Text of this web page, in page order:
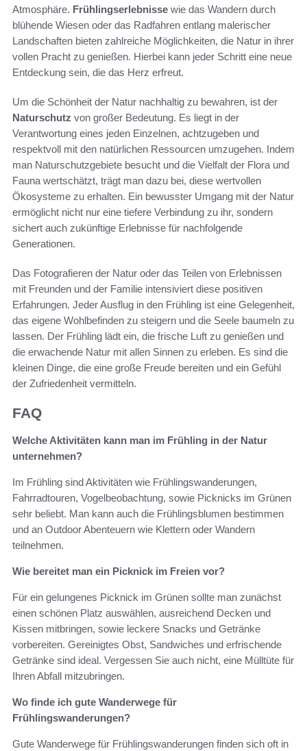
Atmosphäre. Frühlingserlebnisse wie das Wandern durch
blühende Wiesen oder das Radfahren entlang malerischer
Landschaften bieten zahlreiche Möglichkeiten, die Natur in ihrer
vollen Pracht zu genießen. Hierbei kann jeder Schritt eine neue
Entdeckung sein, die das Herz erfreut.
Um die Schönheit der Natur nachhaltig zu bewahren, ist der
Naturschutz von großer Bedeutung. Es liegt in der
Verantwortung eines jeden Einzelnen, achtzugeben und
respektvoll mit den natürlichen Ressourcen umzugehen. Indem
man Naturschutzgebiete besucht und die Vielfalt der Flora und
Fauna wertschätzt, trägt man dazu bei, diese wertvollen
Ökosysteme zu erhalten. Ein bewusster Umgang mit der Natur
ermöglicht nicht nur eine tiefere Verbindung zu ihr, sondern
sichert auch zukünftige Erlebnisse für nachfolgende
Generationen.
Das Fotografieren der Natur oder das Teilen von Erlebnissen
mit Freunden und der Familie intensiviert diese positiven
Erfahrungen. Jeder Ausflug in den Frühling ist eine Gelegenheit,
das eigene Wohlbefinden zu steigern und die Seele baumeln zu
lassen. Der Frühling lädt ein, die frische Luft zu genießen und
die erwachende Natur mit allen Sinnen zu erleben. Es sind die
kleinen Dinge, die eine große Freude bereiten und ein Gefühl
der Zufriedenheit vermitteln.
FAQ
Welche Aktivitäten kann man im Frühling in der Natur
unternehmen?
Im Frühling sind Aktivitäten wie Frühlingswanderungen,
Fahrradtouren, Vogelbeobachtung, sowie Picknicks im Grünen
sehr beliebt. Man kann auch die Frühlingsblumen bestimmen
und an Outdoor Abenteuern wie Klettern oder Wandern
teilnehmen.
Wie bereitet man ein Picknick im Freien vor?
Für ein gelungenes Picknick im Grünen sollte man zunächst
einen schönen Platz auswählen, ausreichend Decken und
Kissen mitbringen, sowie leckere Snacks und Getränke
vorbereiten. Gereinigtes Obst, Sandwiches und erfrischende
Getränke sind ideal. Vergessen Sie auch nicht, eine Mülltüte für
Ihren Abfall mitzubringen.
Wo finde ich gute Wanderwege für
Frühlingswanderungen?
Gute Wanderwege für Frühlingswanderungen finden sich oft in